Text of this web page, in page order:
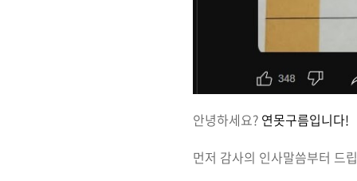
안녕하세요? 연못구름입니다!
먼저 감사의 인사말씀부터 드